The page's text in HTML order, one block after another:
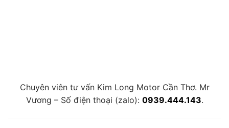
Chuyên viên tư vấn Kim Long Motor Cần Thơ. Mr
Vương – Số điện thoại (zalo): 0939.444.143.